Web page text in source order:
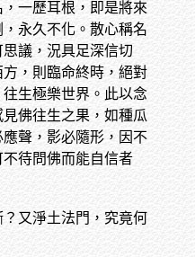
一歷耳根，即是將來
永久不化。散心稱名
議，況具足深信切
，則臨命終時，絕對
生極樂世界。此以念
佛往生之果，如種瓜
聲，影必隨形，因不
待問佛而能自信者
又淨土法門，究竟何